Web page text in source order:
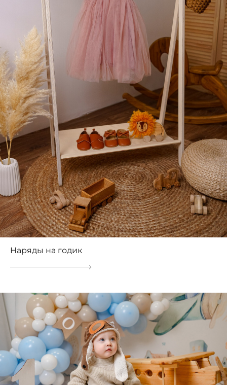
Наряды на годик